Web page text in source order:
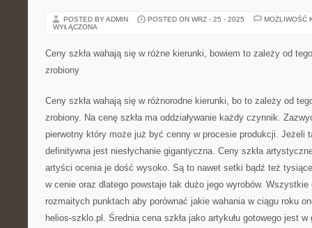
POSTED BY ADMIN POSTED ON WRZ - 25 - 2025
MOŻLIWOŚĆ
WYŁĄCZONA
Ceny szkła wahają się w różne kierunki, bowiem to zależy od
zrobiony
Ceny szkła wahają się w różnorodne kierunki, bo to zależy od
zrobiony. Na cenę szkła ma oddziaływanie każdy czynnik.
pierwotny który może już być cenny w procesie produkcji. Jeżeli
definitywna jest niesłychanie gigantyczna. Ceny szkła
artyści ocenia je dość wysoko. Są to nawet setki bądź też tysiące
w cenie oraz dlatego powstaje tak dużo jego wyrobów.
rozmaitych punktach aby porównać jakie wahania w ciągu roku
helios-szklo.pl. Średnia cena szkła jako artykułu gotowego jest